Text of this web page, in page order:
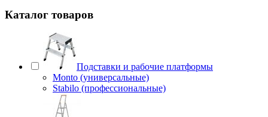
Каталог товаров
Подставки и рабочие платформы
Monto (универсальные)
Stabilo (профессиональные)